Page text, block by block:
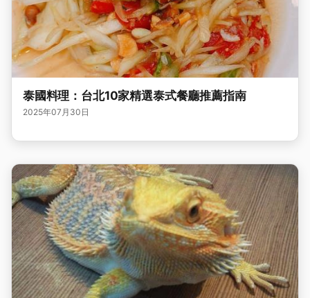
泰國料理：台北10家精選泰式餐廳推薦指南
2025年07月30日